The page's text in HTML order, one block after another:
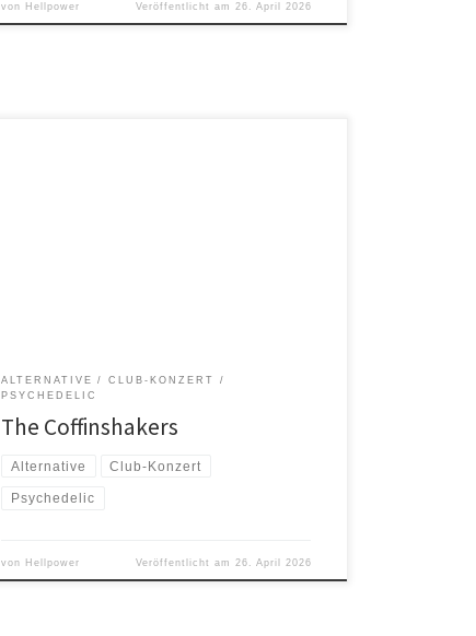
von Hellpower Veröffentlicht am 26. April 2026
ALTERNATIVE
CLUB-KONZERT
PSYCHEDELIC
The Coffinshakers
Alternative Club-Konzert
Psychedelic
von Hellpower Veröffentlicht am 26. April 2026